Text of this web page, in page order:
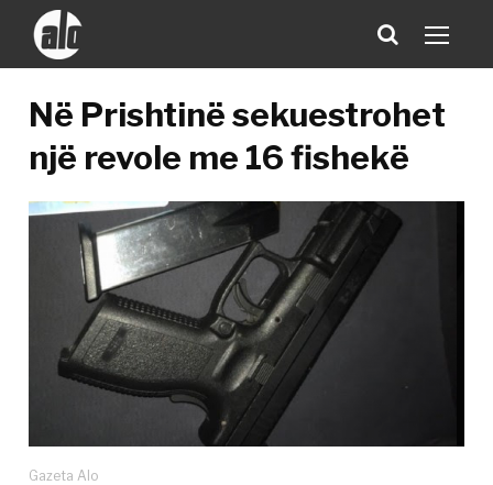
​Në Prishtinë sekuestrohet
një revole me 16 fishekë
Gazeta Alo